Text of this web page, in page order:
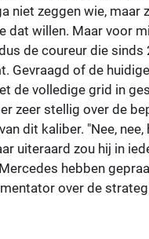
niet zeggen wie, maar
dat willen. Maar voor
de coureur die
Gevraagd of de
de volledige grid in
zeer stellig over de
dit kaliber. "Nee,
uiteraard zou hij in
hebben
over de